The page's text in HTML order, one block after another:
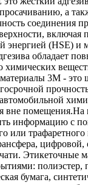
а
соединения
включая
энергией (HSE) и
обладает
химических
3М - это
вне помещения.На
информацию с
или трафаретного
Этикеточные
полиэстер,
бумага,